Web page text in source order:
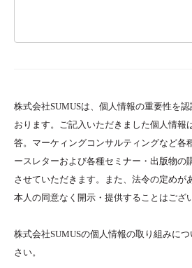
株式会社SUMUSは、個人情報の重要性を
おります。ご記入いただきました個人情報
答。マーケィングコンサルティングなど各
ースレターおよび各種セミナー・出版物の
させていただきます。また、法令の定めが
本人の同意なく開示・提供することはござ
株式会社SUMUSの個人情報の取り組みにつ
さい。